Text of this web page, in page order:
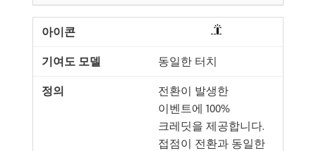
동일한 터치
전환이 발생한
이벤트에 100%
크레딧을 제공합니다.
접점이 전환과 동일한